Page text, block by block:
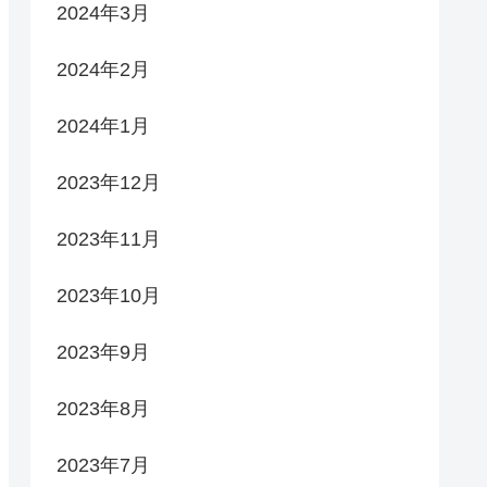
2024年3月
2024年2月
2024年1月
2023年12月
2023年11月
2023年10月
2023年9月
2023年8月
2023年7月